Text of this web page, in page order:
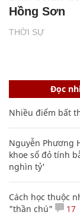
THỜI SỰ
Hồng Sơn
Đọc
Nhiều điểm bất
Nguyễn Phương
khoe sổ đỏ tính
nghìn tỷ'
Cách học thuộc
"thần chú"
17